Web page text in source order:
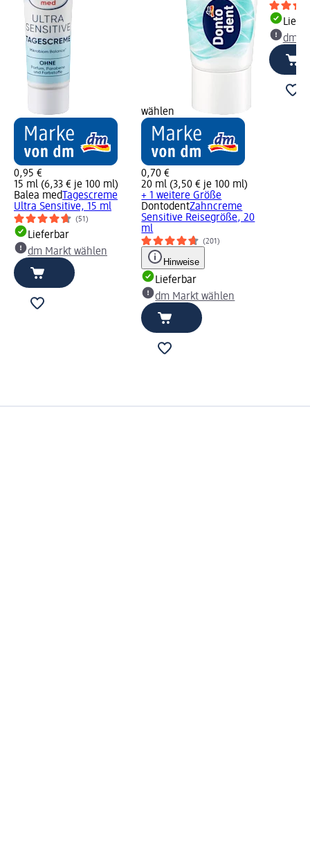
0,95 €
15 ml (6,33 € je 100 ml)
Balea med Tagescreme
Ultra Sensitive, 15 ml
(51)
Lieferbar
dm Markt wählen
wählen
0,70 €
20 ml (3,50 € je 100 ml)
+ 1 weitere Größe
DontodentZahncreme
Sensitive Reisegröße, 20
ml
(201)
Hinweise
Lieferbar
dm Markt wählen
dm